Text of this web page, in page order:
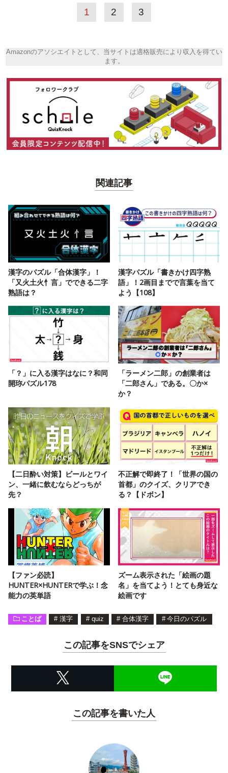
1 2 3
Amazonのアソシエイトとして、当サイトは適格販売により収入を得てい
ます。
関連記事
漢字のパズル「合体漢字」！
「又火土火忄言」でできる二字
熟語は？
漢字パズル「書きかけ四字熟
語」！2画目までで言葉を当て
よう【108】
「？」に入る漢字はなに？和同
開珎パズル178
「ラーメン二郎」の創業者は
「二郎さん」である。〇か×
か？
【二日酔い対策】ビールとワイ
ン、一緒に飲むならどっちが
先？
不正解で即終了！「世界の国の
首都」のクイズ、クリアでき
る？【ドボン】
【ファン必読】
HUNTER×HUNTERで学ぶ！念
能力の英単語
ズーム表示された「絵画の題
名」を当てよう！とても身近な
絵画です
ことば # 漢字 # quiz # 合体漢字 # 今日のパズル
この記事をSNSでシェア
この記事を書いた人